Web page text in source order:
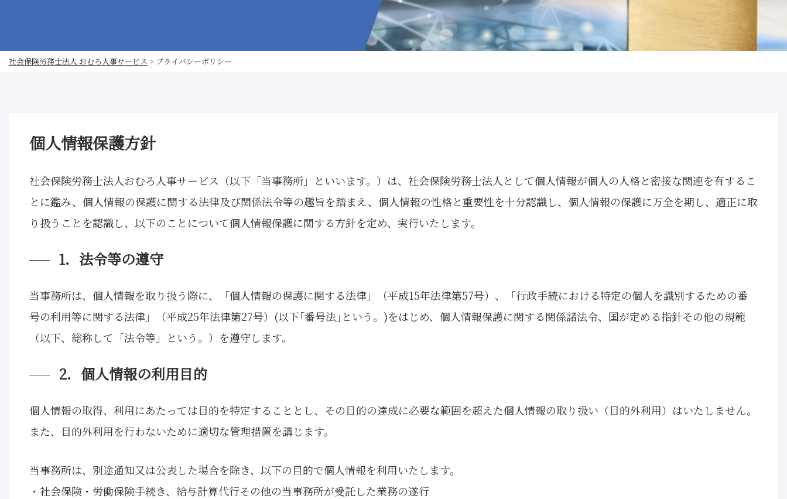
社会保険労務士法人 おむろ人事サービス > プライバシーポリシー
個人情報保護方針
社会保険労務士法人おむろ人事サービス（以下「当事務所」といいます。）は、社会保険労務士法人として個人情報が個人の人格と密接な関連を有するこ
とに鑑み、個人情報の保護に関する法律及び関係法令等の趣旨を踏まえ、個人情報の性格と重要性を十分認識し、個人情報の保護に万全を期し、適正に取
り扱うことを認識し、以下のことについて個人情報保護に関する方針を定め、実行いたします。
1．法令等の遵守
当事務所は、個人情報を取り扱う際に、「個人情報の保護に関する法律」（平成15年法律第57号）、「行政手続における特定の個人を識別するための番
号の利用等に関する法律」（平成25年法律第27号）(以下｢番号法｣という。)をはじめ、個人情報保護に関する関係諸法令、国が定める指針その他の規範
（以下、総称して「法令等」という。）を遵守します。
2．個人情報の利用目的
個人情報の取得、利用にあたっては目的を特定することとし、その目的の達成に必要な範囲を超えた個人情報の取り扱い（目的外利用）はいたしません。
また、目的外利用を行わないために適切な管理措置を講じます。
当事務所は、別途通知又は公表した場合を除き、以下の目的で個人情報を利用いたします。
・社会保険・労働保険手続き、給与計算代行その他の当事務所が受託した業務の遂行